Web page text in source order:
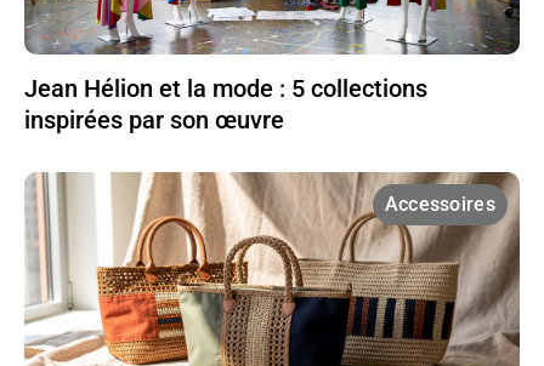
Jean Hélion et la mode : 5 collections
inspirées par son œuvre
Accessoires